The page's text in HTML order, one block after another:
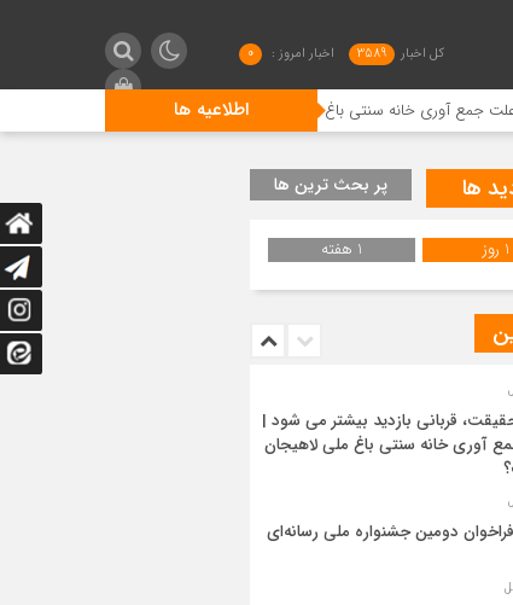
کل اخبار 3589 اخبار امروز : 0
اطلاعیه ها خانه سنتی باغ ملی لاهیجان چیست؟
ها پر بحث ترین ها
1 روز 1 هفته
قربانی بازدید بیشتر می شود |
آوری خانه سنتی باغ ملی لاهیجان
فراخوان دومین جشنواره ملی رسانه‌ای